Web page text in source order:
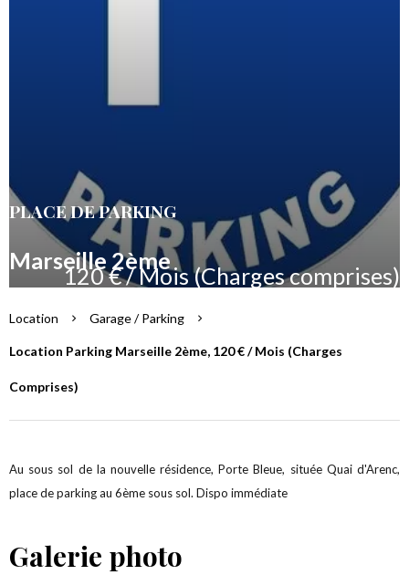
PLACE DE PARKING
Marseille 2ème
120 € / Mois (Charges comprises)
Location Garage / Parking
Location Parking Marseille 2ème, 120 € / Mois (Charges
Comprises)
Au sous sol de la nouvelle résidence, Porte Bleue, située Quai d'Arenc,
place de parking au 6ème sous sol. Dispo immédiate
Galerie photo